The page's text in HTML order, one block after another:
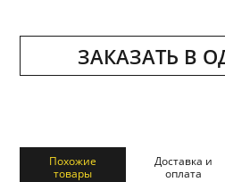
ЗАКАЗАТЬ В
Похожие
товары
Доставка и
оплата